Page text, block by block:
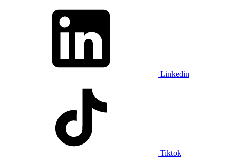
Linkedin
Tiktok